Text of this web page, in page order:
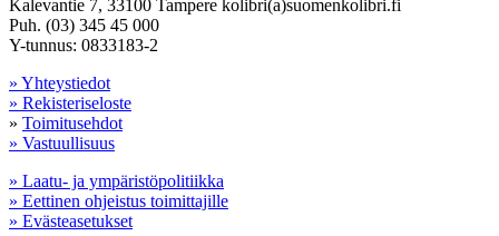
Kalevantie 7, 33100 Tampere kolibri(a)suomenkolibri.fi
Puh. (03) 345 45 000
Y-tunnus: 0833183-2
» Yhteystiedot
» Rekisteriseloste
» Toimitusehdot
» Vastuullisuus
» Laatu- ja ympäristöpolitiikka
» Eettinen ohjeistus toimittajille
» Evästeasetukset